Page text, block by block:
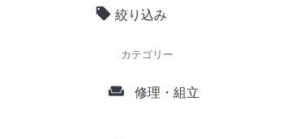
local_offer 絞り込み
カテゴリー
weekend 修理・組立